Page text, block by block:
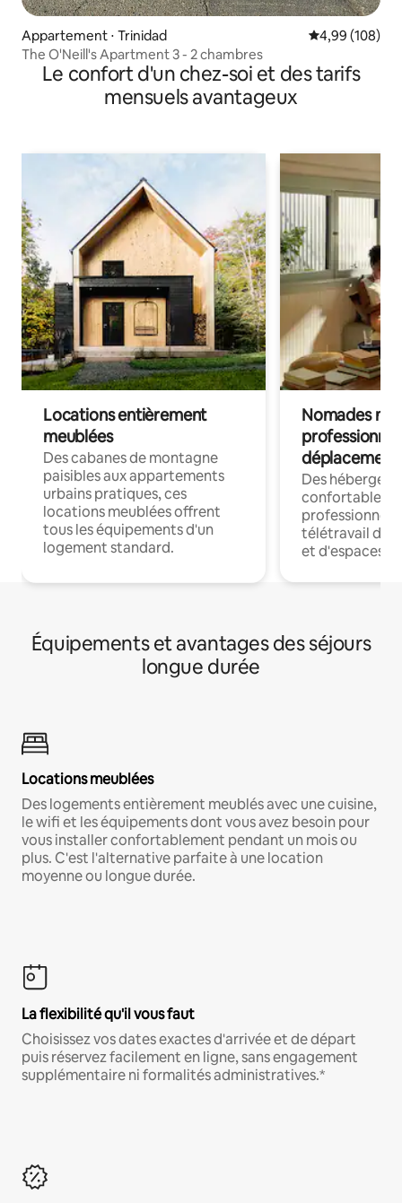
Appartement ⋅ Trinidad Évaluation
4,99 (108)
The O'Neill's Apartment 3 - 2 chambres
Le confort d'un chez-soi et des tarifs
mensuels avantageux
Locations entièrement
meublées
Des cabanes de montagne
paisibles aux appartements
urbains pratiques, ces
locations meublées offrent
tous les équipements d'un
logement standard.
Nomades
déplacement
Des
confortables
professionnels
télétravail
et d'espaces
Équipements et avantages des séjours
longue durée
Locations meublées
Des logements entièrement meublés avec une cuisine,
le wifi et les équipements dont vous avez besoin pour
vous installer confortablement pendant un mois ou
plus. C'est l'alternative parfaite à une location
moyenne ou longue durée.
La flexibilité qu'il vous faut
Choisissez vos dates exactes d'arrivée et de départ
puis réservez facilement en ligne, sans engagement
supplémentaire ni formalités administratives.*